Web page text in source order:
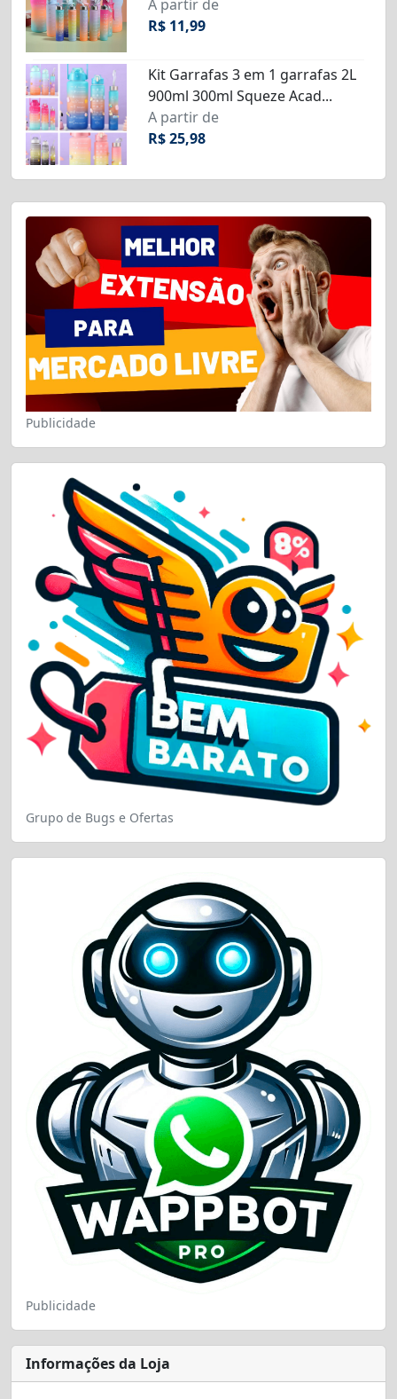
A partir de
R$ 11,99
Kit Garrafas 3 em 1 garrafas 2L
900ml 300ml Squeze Acad...
A partir de
R$ 25,98
Publicidade
Grupo de Bugs e Ofertas
Publicidade
Informações da Loja